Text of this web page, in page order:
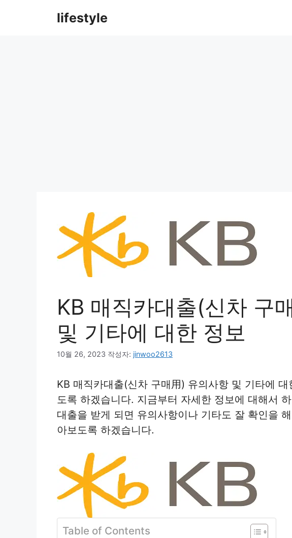
lifestyle
KB 매직카대출(신차 구
및 기타에 대한 정보
10월 26, 2023 작성자: jinwoo2613
KB 매직카대출(신차 구매用) 유의사항 및 기타에
도록 하겠습니다. 지금부터 자세한 정보에 대해서
대출을 받게 되면 유의사항이나 기타도 잘 확인을
아보도록 하겠습니다.
Table of Contents